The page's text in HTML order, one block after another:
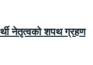
नेतृत्वको शपथ ग्रहण